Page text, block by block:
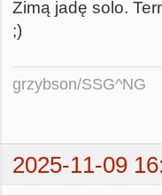
Zimą jadę solo.
;)
grzybson/SSG^NG
2025-11-09